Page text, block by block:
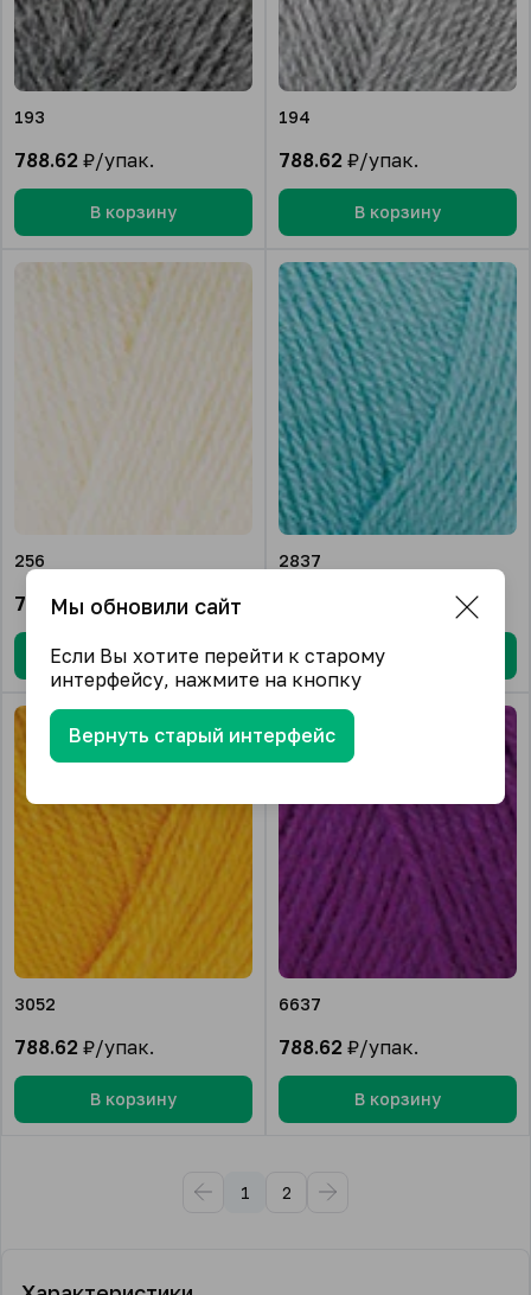
193
788.62 ₽/упак.
В корзину
194
788.62 ₽/упак.
В корзину
256
788.62 ₽/упак.
В корзину
2837
В корзину
3052
788.62 ₽/упак.
В корзину
6637
788.62 ₽/упак.
В корзину
1 2
Мы обновили сайт
Если Вы хотите перейти к старому
интерфейсу, нажмите на кнопку
Вернуть старый интерфейс